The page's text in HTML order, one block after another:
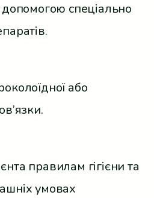
допомогою спеціально
або
правилам гігієни та
умовах